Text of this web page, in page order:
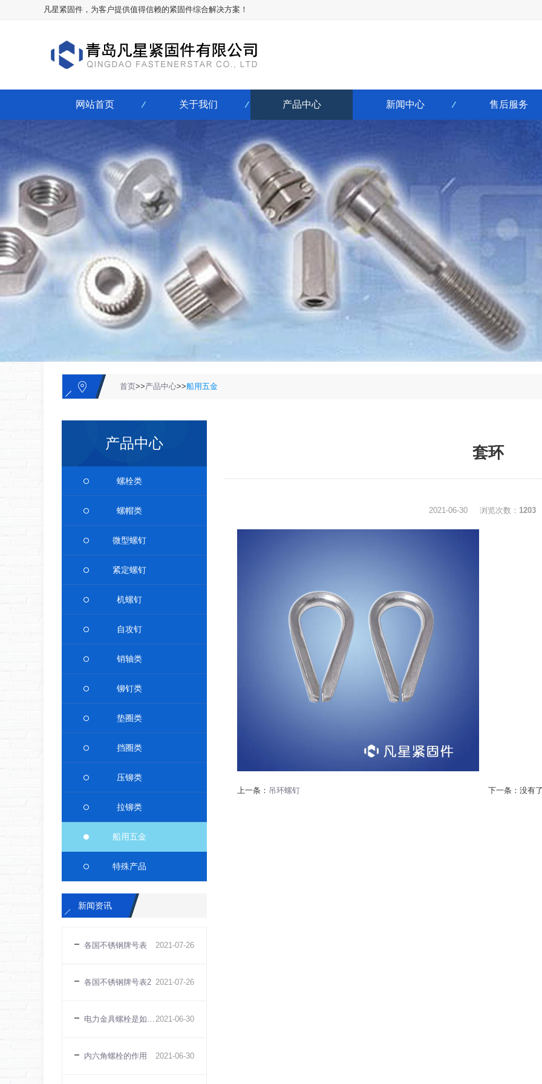
凡星紧固件，为客户提供值得信赖的紧固件综合解决方案！
网站首页 关于我们 产品中心 新闻中心 售后服务
首页>>产品中心>>船用五金
产品中心
螺栓类
螺帽类
微型螺钉
紧定螺钉
机螺钉
自攻钉
销轴类
铆钉类
垫圈类
挡圈类
压铆类
拉铆类
船用五金
特殊产品
新闻资讯
2021-07-26
各国不锈钢牌号表
2021-07-26
各国不锈钢牌号表2
2021-06-30
电力金具螺栓是如何维护的
2021-06-30
内六角螺栓的作用
套环
2021-06-30 浏览次数： 1203
上一条： 吊环螺钉 下一条：没有